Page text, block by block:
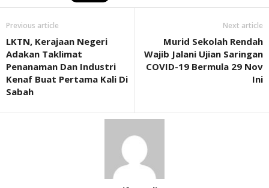
Previous article
LKTN, Kerajaan Negeri
Adakan Taklimat
Penanaman Dan Industri
Kenaf Buat Pertama Kali Di
Sabah
Next article
Murid Sekolah Rendah
Wajib Jalani Ujian Saringan
COVID-19 Bermula 29 Nov
Ini